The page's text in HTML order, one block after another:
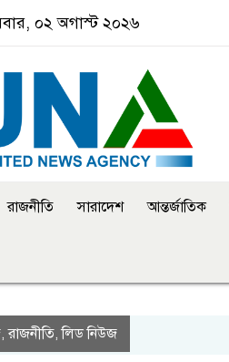
০২ অগাস্ট ২০২৬
রাজনীতি সারাদেশ আন্তর্জাতিক
,রাজনীতি ,লিড নিউজ